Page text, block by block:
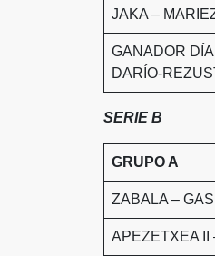
JAKA –
GANADOR DÍA
DARÍO-
SERIE B
GRUPO A
ZABALA –
APEZETXEA II